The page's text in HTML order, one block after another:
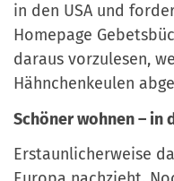
in den USA und
Homepage
daraus vorzulesen,
Hähnchenkeulen
Schöner wohnen – in
Erstaunlicherweise